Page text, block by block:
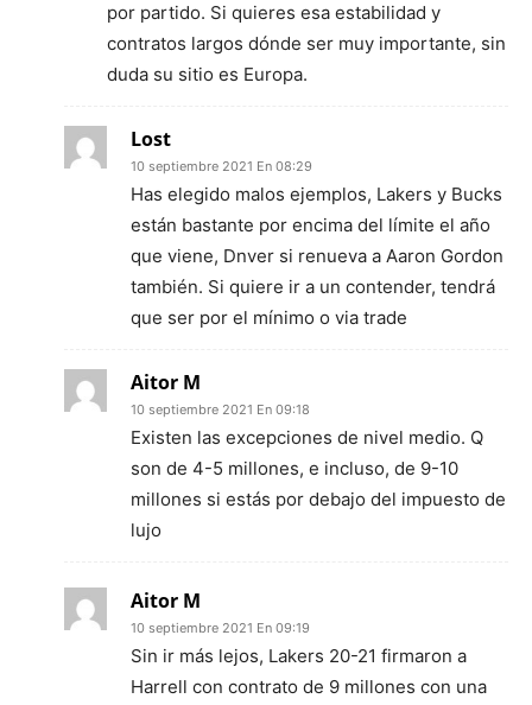
por partido. Si quieres esa estabilidad y
contratos largos dónde ser muy importante, sin
duda su sitio es Europa.
Lost
10 septiembre 2021 En 08:29
Has elegido malos ejemplos, Lakers y Bucks
están bastante por encima del límite el año
que viene, Dnver si renueva a Aaron Gordon
también. Si quiere ir a un contender, tendrá
que ser por el mínimo o via trade
Aitor M
10 septiembre 2021 En 09:18
Existen las excepciones de nivel medio. Q
son de 4-5 millones, e incluso, de 9-10
millones si estás por debajo del impuesto de
lujo
Aitor M
10 septiembre 2021 En 09:19
Sin ir más lejos, Lakers 20-21 firmaron a
Harrell con contrato de 9 millones con una